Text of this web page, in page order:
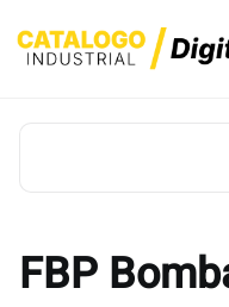
to
FBP